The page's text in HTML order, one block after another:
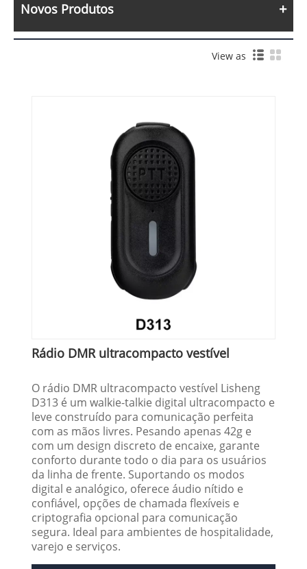
Novos Produtos
View as
Rádio DMR ultracompacto vestível
O rádio DMR ultracompacto vestível Lisheng
D313 é um walkie-talkie digital ultracompacto e
leve construído para comunicação perfeita
com as mãos livres. Pesando apenas 42g e
com um design discreto de encaixe, garante
conforto durante todo o dia para os usuários
da linha de frente. Suportando os modos
digital e analógico, oferece áudio nítido e
confiável, opções de chamada flexíveis e
criptografia opcional para comunicação
segura. Ideal para ambientes de hospitalidade,
varejo e serviços.